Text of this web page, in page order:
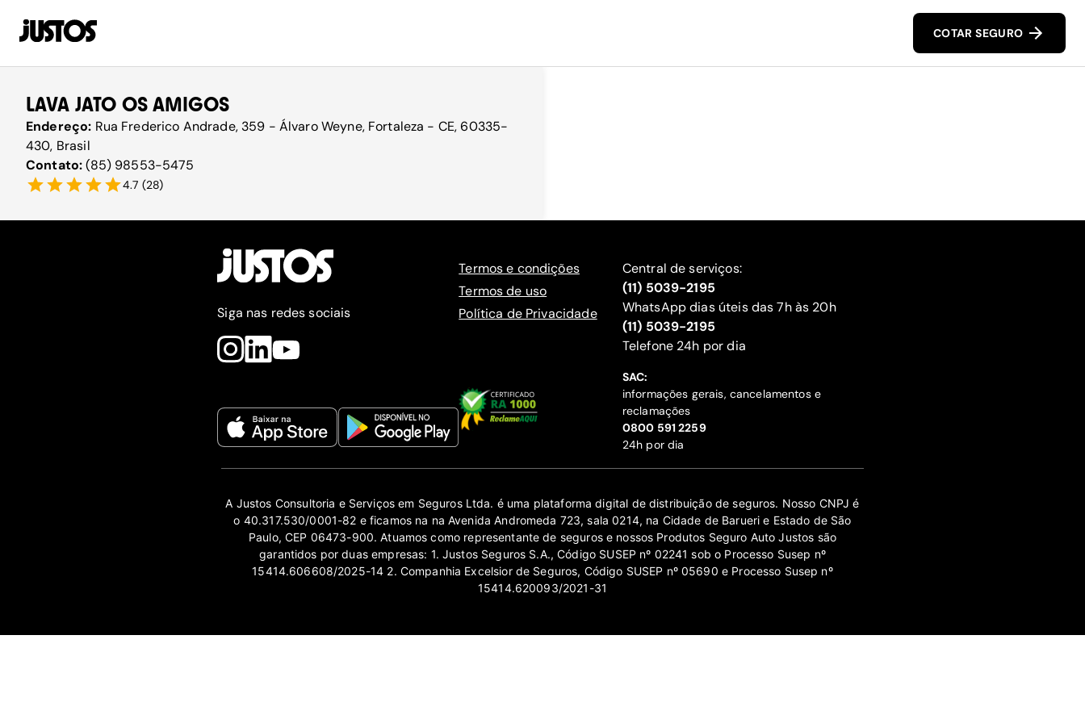
COTAR SEGURO
LAVA JATO OS AMIGOS
Endereço: Rua Frederico Andrade, 359 - Álvaro Weyne, Fortaleza - CE, 60335-
430, Brasil
Contato:(85) 98553-5475
4.7 (28)
Siga nas redes sociais
Termos e condições
Termos de uso
Política de Privacidade
Central de serviços:
(11) 5039-2195
WhatsApp dias úteis das 7h às 20h
(11) 5039-2195
‍Telefone 24h por dia
SAC:
informações gerais, cancelamentos e
reclamações
‍0800 591 2259
24h por dia
A Justos Consultoria e Serviços em Seguros Ltda. é uma plataforma digital de distribuição de seguros. Nosso CNPJ é
o 40.317.530/0001-82 e ficamos na na Avenida Andromeda 723, sala 0214, na Cidade de Barueri e Estado de São
Paulo, CEP 06473-900. Atuamos como representante de seguros e nossos Produtos Seguro Auto Justos são
garantidos por duas empresas: 1. Justos Seguros S.A., Código SUSEP nº 02241 sob o Processo Susep nº
15414.606608/2025-14 2. Companhia Excelsior de Seguros, Código SUSEP nº 05690 e Processo Susep nº
15414.620093/2021-31